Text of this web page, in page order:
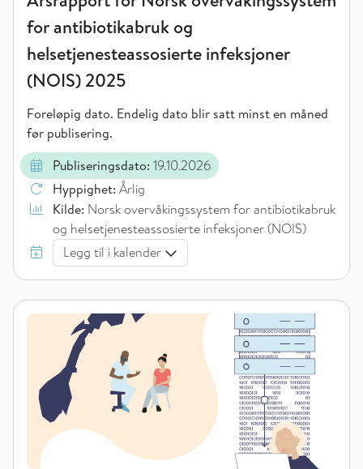
for antibiotikabruk og
helsetjenesteassosierte infeksjoner
(NOIS) 2025
Foreløpig dato. Endelig dato blir satt minst en måned
før publisering.
Publiseringsdato: 19.10.2026
Hyppighet: Årlig
Kilde: Norsk overvåkingssystem for antibiotikabruk
og helsetjenesteassosierte infeksjoner (NOIS)
Legg til i kalender